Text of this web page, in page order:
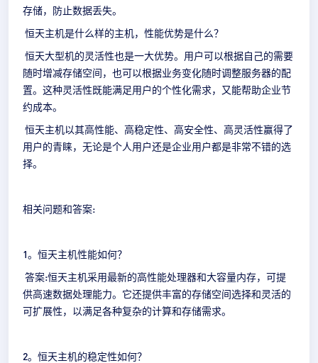
存储，防止数据丢失。
恒天主机是什么样的主机，性能优势是什么？
恒天大型机的灵活性也是一大优势。用户可以根据自己的需要
随时增减存储空间，也可以根据业务变化随时调整服务器的配
置。这种灵活性既能满足用户的个性化需求，又能帮助企业节
约成本。
恒天主机以其高性能、高稳定性、高安全性、高灵活性赢得了
用户的青睐，无论是个人用户还是企业用户都是非常不错的选
择。
相关问题和答案:
1。恒天主机性能如何？
答案:恒天主机采用最新的高性能处理器和大容量内存，可提
供高速数据处理能力。它还提供丰富的存储空间选择和灵活的
可扩展性，以满足各种复杂的计算和存储需求。
2。恒天主机的稳定性如何？